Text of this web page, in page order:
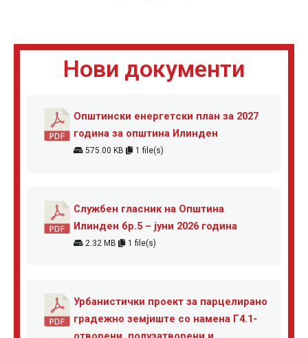
Нови документи
Општински енергетски план за 2027
година за општина Илинден
575.00 KB 1 file(s)
Службен гласник на Општина
Илинден бр.5 – јуни 2026 година
2.32 MB 1 file(s)
Урбанистички проект за парцелирано
градежно земјиште со намена Г4.1-